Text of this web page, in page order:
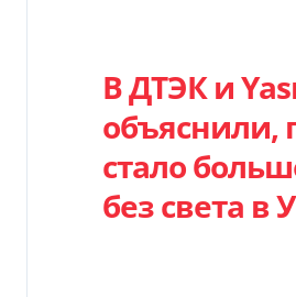
В ДТЭК и
объяснили,
стало
без света в